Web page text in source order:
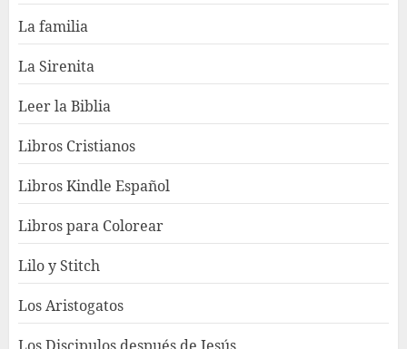
La familia
La Sirenita
Leer la Biblia
Libros Cristianos
Libros Kindle Español
Libros para Colorear
Lilo y Stitch
Los Aristogatos